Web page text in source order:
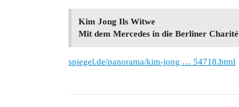
Kim Jong Ils Witwe
Mit dem Mercedes in die Berliner Charité
spiegel.de/panorama/kim-jong … 54718.html